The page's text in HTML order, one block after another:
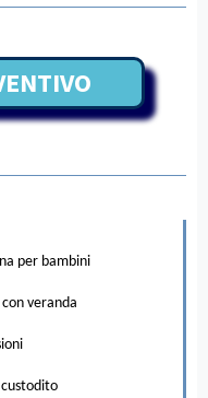
per bambini
veranda